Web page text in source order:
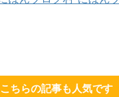
こちらの記事も人気です